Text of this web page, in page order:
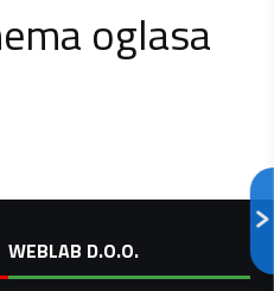
oglasa
WEBLAB D.O.O.